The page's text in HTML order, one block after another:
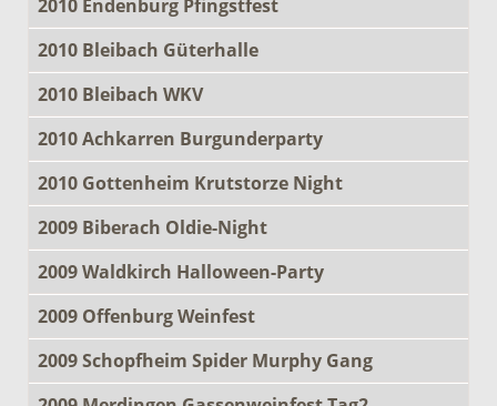
2010 Endenburg Pfingstfest
2010 Bleibach Güterhalle
2010 Bleibach WKV
2010 Achkarren Burgunderparty
2010 Gottenheim Krutstorze Night
2009 Biberach Oldie-Night
2009 Waldkirch Halloween-Party
2009 Offenburg Weinfest
2009 Schopfheim Spider Murphy Gang